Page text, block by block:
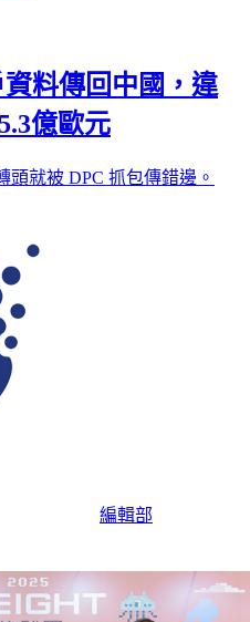
料傳回中國，違
億歐元
就被 DPC 抓包傳錯邊。
編輯部